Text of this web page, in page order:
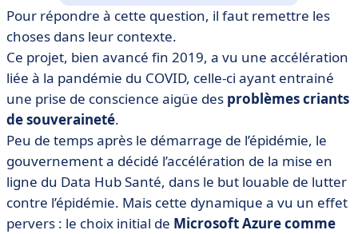
Pour répondre à cette question, il faut remettre les
choses dans leur contexte.
Ce projet, bien avancé fin 2019, a vu une accélération
liée à la pandémie du COVID, celle-ci ayant entrainé
une prise de conscience aigüe des problèmes criants
de souveraineté.
Peu de temps après le démarrage de l’épidémie, le
gouvernement a décidé l’accélération de la mise en
ligne du Data Hub Santé, dans le but louable de lutter
contre l’épidémie. Mais cette dynamique a vu un effet
pervers : le choix initial de Microsoft Azure comme